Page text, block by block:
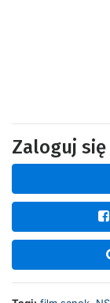
Zaloguj